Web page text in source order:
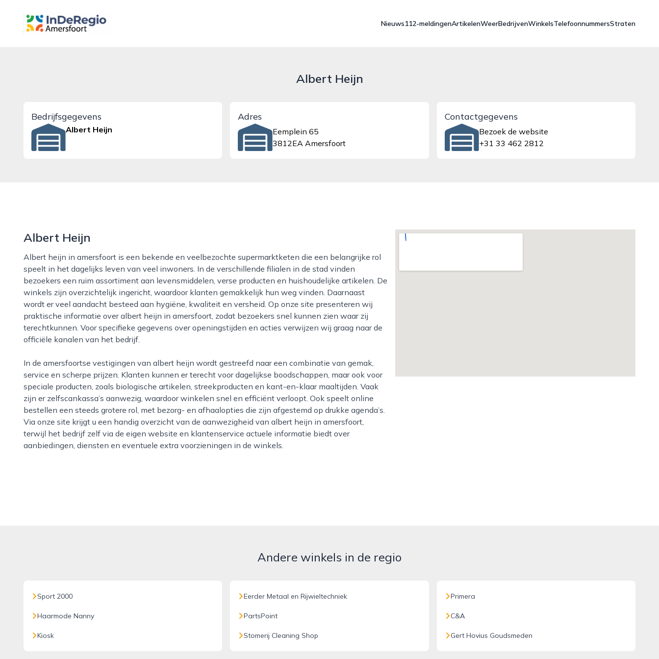
inderegioamersfoort.nl
Nieuws112-meldingenArtikelenWeerBedrijvenWinkelsTelefoonnummersStraten
Albert Heijn
Bedrijfsgegevens
Albert Heijn
Adres
Eemplein 65
3812EA Amersfoort
Contactgegevens
Bezoek de website
+31 33 462 2812
Albert Heijn
Albert heijn in amersfoort is een bekende en veelbezochte supermarktketen die een belangrijke rol
speelt in het dagelijks leven van veel inwoners. In de verschillende filialen in de stad vinden
bezoekers een ruim assortiment aan levensmiddelen, verse producten en huishoudelijke artikelen. De
winkels zijn overzichtelijk ingericht, waardoor klanten gemakkelijk hun weg vinden. Daarnaast
wordt er veel aandacht besteed aan hygiëne, kwaliteit en versheid. Op onze site presenteren wij
praktische informatie over albert heijn in amersfoort, zodat bezoekers snel kunnen zien waar zij
terechtkunnen. Voor specifieke gegevens over openingstijden en acties verwijzen wij graag naar de
officiële kanalen van het bedrijf.
In de amersfoortse vestigingen van albert heijn wordt gestreefd naar een combinatie van gemak,
service en scherpe prijzen. Klanten kunnen er terecht voor dagelijkse boodschappen, maar ook voor
speciale producten, zoals biologische artikelen, streekproducten en kant-en-klaar maaltijden. Vaak
zijn er zelfscankassa’s aanwezig, waardoor winkelen snel en efficiënt verloopt. Ook speelt online
bestellen een steeds grotere rol, met bezorg- en afhaalopties die zijn afgestemd op drukke agenda’s.
Via onze site krijgt u een handig overzicht van de aanwezigheid van albert heijn in amersfoort,
terwijl het bedrijf zelf via de eigen website en klantenservice actuele informatie biedt over
aanbiedingen, diensten en eventuele extra voorzieningen in de winkels.
Andere winkels in de regio
Sport 2000
Haarmode Nanny
Kiosk
Eerder Metaal en Rijwieltechniek
PartsPoint
Stomerij Cleaning Shop
Primera
C&A
Gert Hovius Goudsmeden